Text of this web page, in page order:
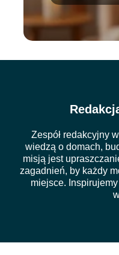
Zespół redakcyjny
wiedzą o domach,
misją jest
zagadnień, by każdy
miejsce.